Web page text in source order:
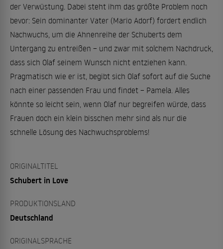
der Verwüstung. Dabei steht ihm das größte Problem noch
bevor: Sein dominanter Vater (Mario Adorf) fordert endlich
Nachwuchs, um die Ahnenreihe der Schuberts dem
Untergang zu entreißen – und zwar mit solchem Nachdruck,
dass sich Olaf seinem Wunsch nicht entziehen kann.
Pragmatisch wie er ist, begibt sich Olaf sofort auf die Suche
nach einer passenden Frau und findet – Pamela. Alles
könnte so leicht sein, wenn Olaf nur begreifen würde, dass
Frauen doch ein klein bisschen mehr sind als nur die
schnelle Lösung des Nachwuchsproblems!
ORIGINALTITEL
Schubert in Love
PRODUKTIONSLAND
Deutschland
ORIGINALSPRACHE